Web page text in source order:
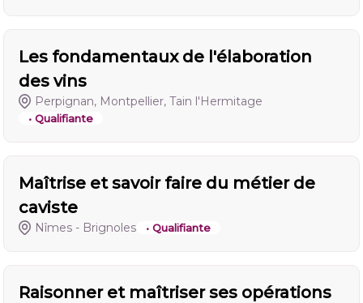
Les fondamentaux de l'élaboration
des vins
Perpignan, Montpellier, Tain l'Hermitage
• Qualifiante
Maîtrise et savoir faire du métier de
caviste
Nîmes - Brignoles • Qualifiante
Raisonner et maîtriser ses opérations